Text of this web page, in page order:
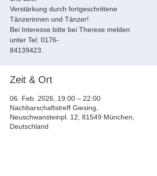
Verstärkung durch fortgeschrittene
Tänzerinnen und Tänzer!
Bei Interesse bitte bei Therese melden
unter Tel: 0176-
84139423.
Zeit & Ort
06. Feb. 2026, 19:00 – 22:00
Nachbarschaftstreff Giesing,
Neuschwansteinpl. 12, 81549 München,
Deutschland